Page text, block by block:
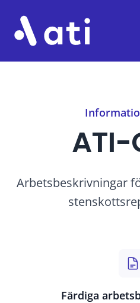
ATI
ATI-
Arbetsbeskrivningar
Färdiga